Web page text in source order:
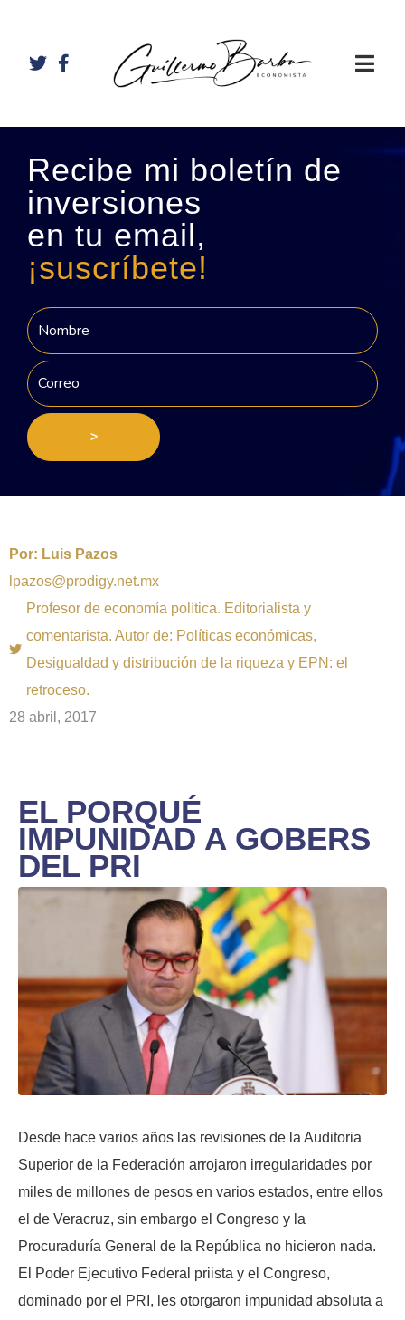
Recibe mi boletín de
inversiones
en tu email,
¡suscríbete!
>
Por: Luis Pazos
lpazos@prodigy.net.mx
Profesor de economía política. Editorialista y
comentarista. Autor de: Políticas económicas,
Desigualdad y distribución de la riqueza y EPN: el
retroceso.
28 abril, 2017
EL PORQUÉ
IMPUNIDAD A GOBERS
DEL PRI
Desde hace varios años las revisiones de la Auditoria
Superior de la Federación arrojaron irregularidades por
miles de millones de pesos en varios estados, entre ellos
el de Veracruz, sin embargo el Congreso y la
Procuraduría General de la República no hicieron nada.
El Poder Ejecutivo Federal priista y el Congreso,
dominado por el PRI, les otorgaron impunidad absoluta a